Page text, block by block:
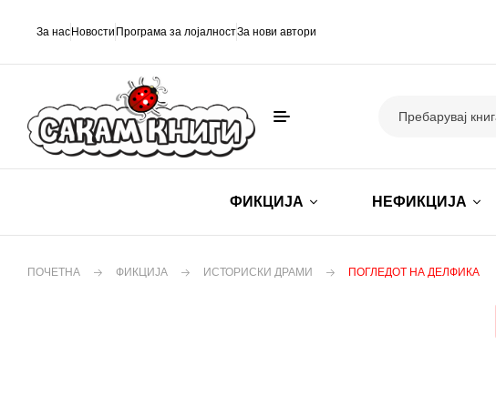
За нас Новости Програма за лојалностЗа нови автори
ФИКЦИЈА НЕФИКЦИЈА
ПОЧЕТНА ФИКЦИЈА ИСТОРИСКИ ДРАМИ ПОГЛЕДОТ НА ДЕЛФИКА